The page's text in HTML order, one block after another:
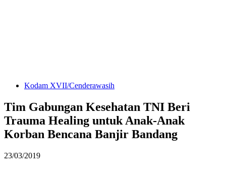
Kodam XVII/Cenderawasih
Tim Gabungan Kesehatan TNI Beri
Trauma Healing untuk Anak-Anak
Korban Bencana Banjir Bandang
23/03/2019